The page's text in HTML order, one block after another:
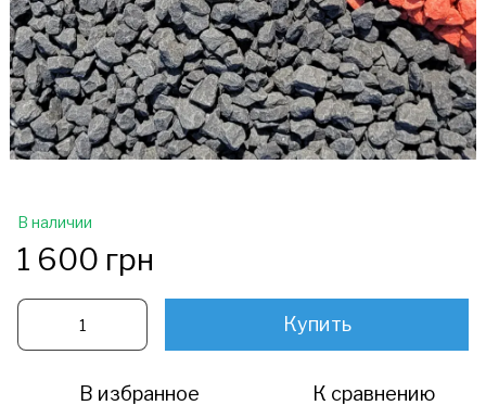
В наличии
1 600 грн
Купить
В избранное К сравнению